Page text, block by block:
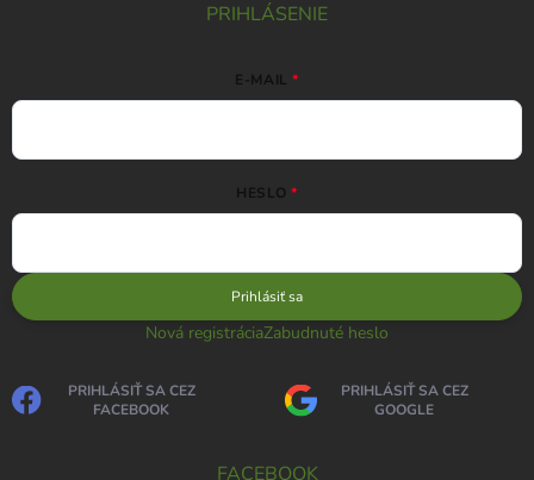
PRIHLÁSENIE
E-MAIL
HESLO
Prihlásiť sa
Nová registráciaZabudnuté heslo
PRIHLÁSIŤ SA CEZ
FACEBOOK
PRIHLÁSIŤ SA CEZ
GOOGLE
FACEBOOK